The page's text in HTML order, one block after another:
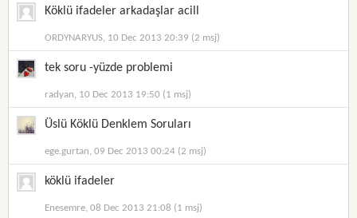
Köklü ifadeler arkadaşlar acill
ORDYNARYUS, 10 Dec 2013 20:39 (2 msj)
tek soru -yüzde problemi
radyan, 10 Dec 2013 19:50 (1 msj)
Üslü Köklü Denklem Soruları
ege.gurtan, 09 Dec 2013 00:24 (2 msj)
köklü ifadeler
Enesemre, 08 Dec 2013 21:08 (1 msj)